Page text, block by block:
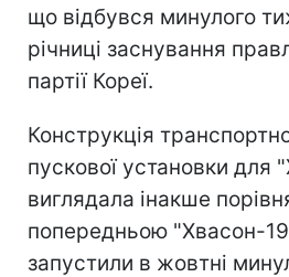
що відбувся минулого
річниці заснування
партії Кореї.
Конструкція
пускової установки для
виглядала інакше
попередньою "Хвасон-
запустили в жовтні